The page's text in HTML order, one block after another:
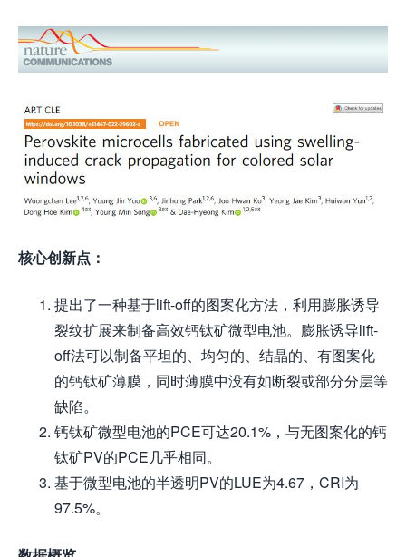
核心创新点：
提出了一种基于lift-off的图案化方法，利用膨胀诱导
裂纹扩展来制备高效钙钛矿微型电池。膨胀诱导lift-
off法可以制备平坦的、均匀的、结晶的、有图案化
的钙钛矿薄膜，同时薄膜中没有如断裂或部分分层等
缺陷。
钙钛矿微型电池的PCE可达20.1%，与无图案化的钙
钛矿PV的PCE几乎相同。
基于微型电池的半透明PV的LUE为4.67，CRI为
97.5%。